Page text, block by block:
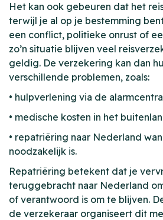
Het kan ook gebeuren dat het
terwijl je al op je bestemming
een conflict, politieke onrust of
zo’n situatie blijven veel
geldig. De verzekering kan dan
verschillende problemen, zoals:
• hulpverlening via de
• medische kosten in het
• repatriëring naar Nederland
noodzakelijk is.
Repatriëring betekent dat je
teruggebracht naar Nederland
of verantwoord is om te blijven.
de verzekeraar organiseert dit